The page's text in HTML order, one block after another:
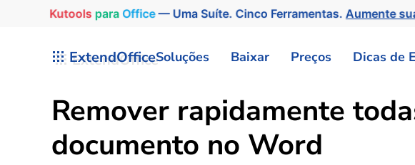
Kutoolspara Office— Uma Suíte. Cinco Ferramentas.Aumente
ExtendOfficeSoluções Baixar Preços Dicas de
Remover rapidamente
documento no Word